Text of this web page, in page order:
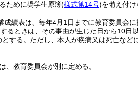
ために奨学生原簿(様式第14号)を備え付け
成績表は、毎年4月1日までに教育委員会に
るときは、その事由が生じた日から10日
する。 ただし、本人が疾病又は死亡など
、教育委員会が別に定める。